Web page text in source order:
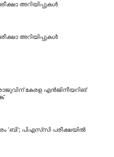
അറിയിപ്പുകൾ
അറിയിപ്പുകൾ
കേരള എൻജിനീയറിങ്
'ബി'; പിഎസ്‌സി പരീക്ഷയിൽ